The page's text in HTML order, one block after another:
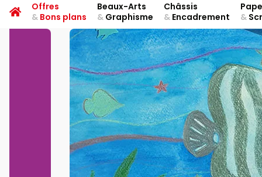
Offres
&Bons plans
Beaux-Arts
&Graphisme
Châssis
&Encadrement
&